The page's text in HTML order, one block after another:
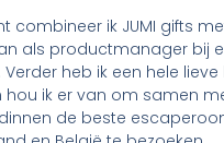
combineer ik JUMI gifts
als productmanager bij
heb ik een hele lieve
hou ik er van om samen
de beste